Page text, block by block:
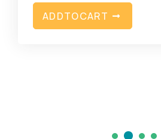
ADDTOCART